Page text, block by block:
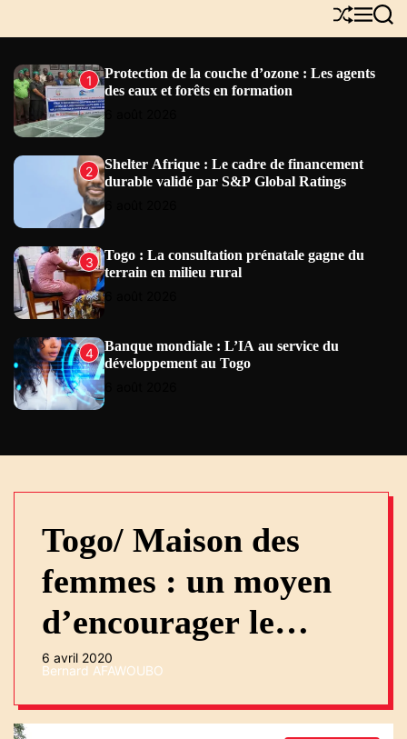
E
W
S
S
h
f
M
e
u
S
e
c
1
Protection de la couche d’ozone : Les agents
des eaux et forêts en formation
2
Shelter Afrique : Le cadre de financement
durable validé par S&P Global Ratings
3
Togo : La consultation prénatale gagne du
terrain en milieu rural
4
Banque mondiale : L’IA au service du
développement au Togo
Togo/ Maison des
femmes : un moyen
d’encourager le
leadership féminin
6 avril 2020
Bernard AFAWOUBO